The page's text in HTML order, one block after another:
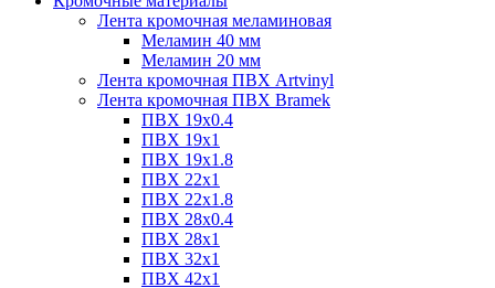
Лента кромочная меламиновая
Меламин 40 мм
Меламин 20 мм
Лента кромочная ПВХ Artvinyl
Лента кромочная ПВХ Bramek
ПВХ 19x0.4
ПВХ 19х1
ПВХ 19х1.8
ПВХ 22х1
ПВХ 22х1.8
ПВХ 28х0.4
ПВХ 28х1
ПВХ 32x1
ПВХ 42х1